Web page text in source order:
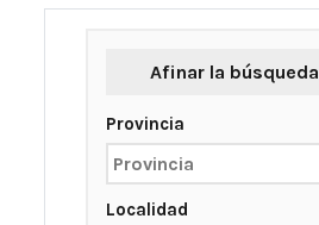
Afinar la búsqueda
Provincia
Localidad